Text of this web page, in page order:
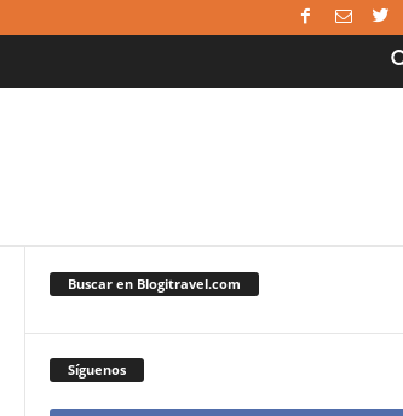
Buscar en Blogitravel.com
Síguenos